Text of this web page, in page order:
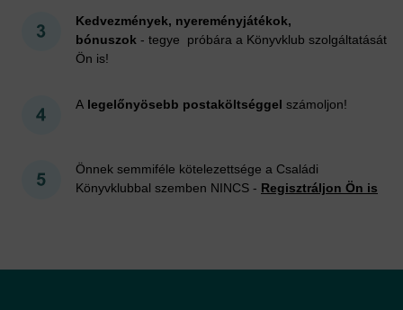
Kedvezmények, nyereményjátékok,
bónuszok - tegye próbára a Könyvklub szolgáltatását
Ön is!
A legelőnyösebb postaköltséggel számoljon!
Önnek semmiféle kötelezettsége a Családi
Könyvklubbal szemben NINCS - Regisztráljon Ön is